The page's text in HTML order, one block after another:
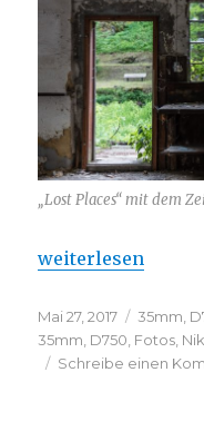
„Lost Places“ mit dem
„Zeiss Distagon T*
weiterlesen
Veröffentlicht
am
Mai 27, 2017 35mm
35mm D750 Fotos
Schreibe einen